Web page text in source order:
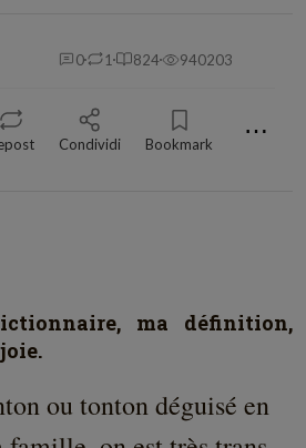
0 1 824 940203
Condividi Bookmark ⋯
ma définition,
ou tonton déguisé en